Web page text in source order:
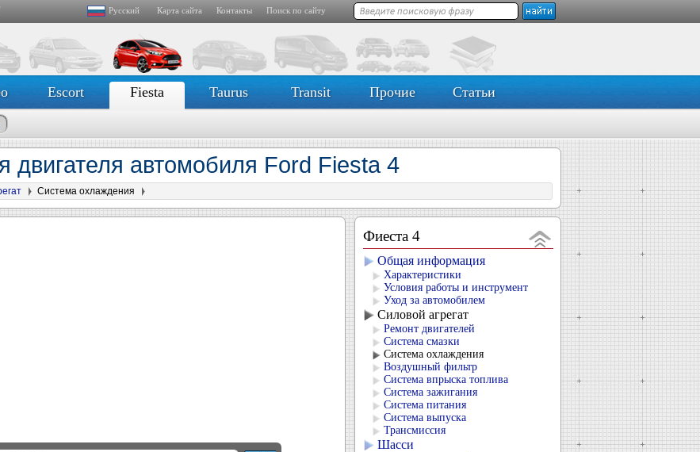
Русский Карта сайта Контакты Поиск по сайту
Escort Fiesta Taurus Transit Прочие Статьи
двигателя автомобиля Ford Fiesta 4
Система охлаждения
Фиеста 4
Общая информация
Характеристики
Условия работы и инструмент
Уход за автомобилем
Силовой агрегат
Ремонт двигателей
Система смазки
Система охлаждения
Воздушный фильтр
Система впрыска топлива
Система зажигания
Система питания
Система выпуска
Трансмиссия
Шасси